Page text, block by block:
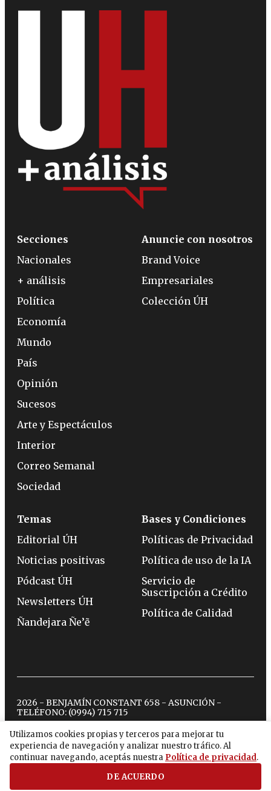
Utilizamos cookies propias y terceros para mejorar tu
experiencia de navegación y analizar nuestro tráfico. Al
continuar navegando, aceptás nuestra Política de privacidad.
DE ACUERDO
Secciones
Nacionales
+ análisis
Política
Economía
Mundo
País
Opinión
Sucesos
Arte y Espectáculos
Interior
Correo Semanal
Sociedad
Anuncie con nosotros
Brand Voice
Empresariales
Colección ÚH
Temas
Editorial ÚH
Noticias positivas
Pódcast ÚH
Newsletters ÚH
Ñandejara Ñe’ẽ
Bases y Condiciones
Políticas de Privacidad
Política de uso de la IA
Servicio de
Suscripción a Crédito
Política de Calidad
2026 - BENJAMÍN CONSTANT 658 - ASUNCIÓN -
TELÉFONO: (0994) 715 715
twitterinstagram
facebook
tiktokyoutubespotify